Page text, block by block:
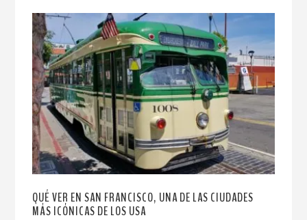
QUÉ VER EN SAN FRANCISCO, UNA DE LAS CIUDADES
MÁS ICÓNICAS DE LOS USA